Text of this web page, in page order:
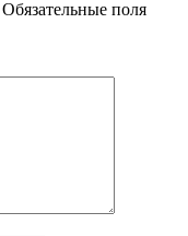
Обязательные поля